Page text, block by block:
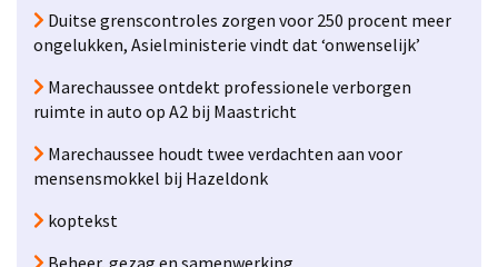
Duitse grenscontroles zorgen voor 250 procent meer
ongelukken, Asielministerie vindt dat ‘onwenselijk’
Marechaussee ontdekt professionele verborgen
ruimte in auto op A2 bij Maastricht
Marechaussee houdt twee verdachten aan voor
mensensmokkel bij Hazeldonk
koptekst
Beheer, gezag en samenwerking